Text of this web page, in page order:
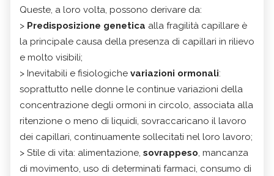
Queste, a loro volta, possono derivare da:
> Predisposizione genetica alla fragilità capillare è
la principale causa della presenza di capillari in rilievo
e molto visibili;
> Inevitabili e fisiologiche variazioni ormonali:
soprattutto nelle donne le continue variazioni della
concentrazione degli ormoni in circolo, associata alla
ritenzione o meno di liquidi, sovraccaricano il lavoro
dei capillari, continuamente sollecitati nel loro lavoro;
> Stile di vita: alimentazione, sovrappeso, mancanza
di movimento, uso di determinati farmaci, consumo di